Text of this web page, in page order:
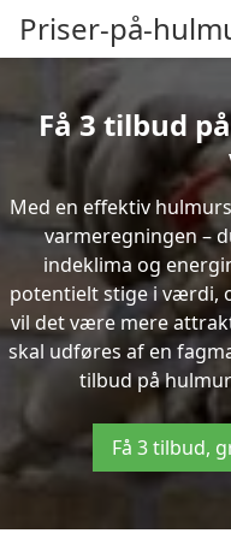
Priser-på-
Få 3 tilbud
Med en effektiv
varmeregningen –
indeklima og
potentielt stige i værdi,
vil det være mere
skal udføres af en
tilbud på
Få 3 tilbud,